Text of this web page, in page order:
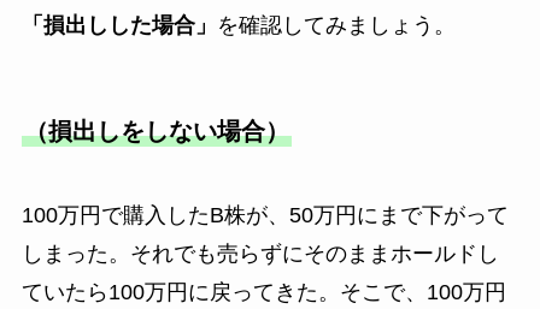
「損出しした場合」 を確認してみましょう。
（損出しをしない場合）
100万円で購入したB株が、50万円にまで下がって
しまった。それでも売らずにそのままホールドし
ていたら100万円に戻ってきた。そこで、100万円